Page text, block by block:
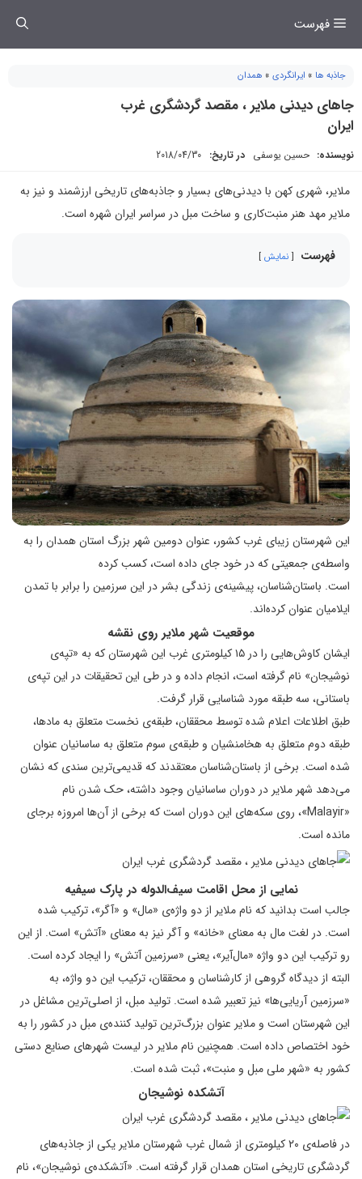
فهرست
جاذبه ها » ایرانگردی » همدان
جاهای دیدنی ملایر ، مقصد گردشگری غرب
ایران
نویسنده: حسین یوسفی در تاریخ: 2018/04/30
ملایر، شهری کهن با دیدنی‌های بسیار و جاذبه‌های تاریخی ارزشمند و نیز به
ملایر مهد هنر منبت‌کاری و ساخت مبل در سراسر ایران شهره است.
فهرست نمایش
این شهرستان زیبای غرب کشور، عنوان دومین شهر بزرگ استان همدان را به
واسطه‌ی جمعیتی که در خود جای داده است، کسب کرده
است. باستان‌شناسان، پیشینه‌ی زندگی بشر در این سرزمین را برابر با تمدن
ایلامیان عنوان کرده‌اند.
موقعیت شهر ملایر روی نقشه
ایشان کاوش‌هایی را در ۱۵ کیلومتری غرب این شهرستان که به «تپه‌ی
نوشیجان» نام گرفته است، انجام داده و در طی این تحقیقات در این تپه‌ی
باستانی، سه طبقه‌ مورد شناسایی قرار گرفت.
طبق اطلاعات اعلام شده توسط محققان، طبقه‌ی نخست متعلق به مادها،
طبقه دوم متعلق به هخامنشیان و طبقه‌ی سوم متعلق به ساسانیان عنوان
شده است. برخی از باستان‌شناسان معتقدند که قدیمی‌ترین سندی که نشان
می‌دهد شهر ملایر در دوران ساسانیان وجود داشته، حک شدن نام
«Malayir»، روی سکه‌های این دوران است که برخی از آن‌ها امروزه برجای
مانده است.
نمایی از محل اقامت سیف‌الدوله در پارک سیفیه
جالب است بدانید که نام ملایر از دو واژه‌ی «مال» و «آگر»، ترکیب شده
است. در لغت مال به معنای «خانه» و آگر نیز به معنای «آتش» است. از این
رو ترکیب این دو واژه «مال‌آیر»، یعنی «سرزمین آتش» را ایجاد کرده است.
البته از دیدگاه گروهی از کارشناسان و محققان، ترکیب این دو واژه، به
«سرزمین آریایی‌ها» نیز تعبیر شده است. تولید مبل، از اصلی‌ترین مشاغل در
این شهرستان است و ملایر عنوان بزرگ‌ترین تولید کننده‌ی مبل در کشور را به
خود اختصاص داده است. همچنین نام ملایر در لیست شهرهای صنایع دستی
کشور به «شهر ملی مبل و منبت»، ثبت شده است.
آتشکده نوشیجان
در فاصله‌ی ۲۰ کیلومتری از شمال غرب شهرستان ملایر یکی از جاذبه‌های
گردشگری تاریخی استان همدان قرار گرفته است. «آتشکده‌ی نوشیجان»، نام